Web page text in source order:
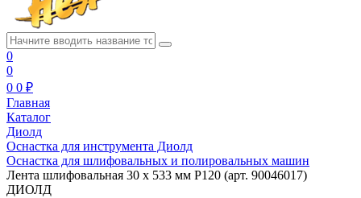
0
0
0 0 ₽
Главная
Каталог
Диолд
Оснастка для инструмента Диолд
Оснастка для шлифовальных и полировальных машин
Лента шлифовальная 30 х 533 мм P120 (арт. 90046017)
ДИОЛД